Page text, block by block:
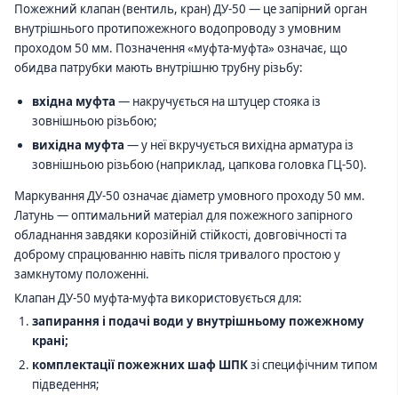
Пожежний клапан (вентиль, кран) ДУ-50 — це запірний орган
внутрішнього протипожежного водопроводу з умовним
проходом 50 мм. Позначення «муфта-муфта» означає, що
обидва патрубки мають внутрішню трубну різьбу:
вхідна муфта — накручується на штуцер стояка із
зовнішньою різьбою;
вихідна муфта — у неї вкручується вихідна арматура із
зовнішньою різьбою (наприклад, цапкова головка ГЦ-50).
Маркування ДУ-50 означає діаметр умовного проходу 50 мм.
Латунь — оптимальний матеріал для пожежного запірного
обладнання завдяки корозійній стійкості, довговічності та
доброму спрацюванню навіть після тривалого простою у
замкнутому положенні.
Клапан ДУ-50 муфта-муфта використовується для:
запирання і подачі води у внутрішньому пожежному
крані;
комплектації пожежних шаф ШПКзі специфічним типом
підведення;